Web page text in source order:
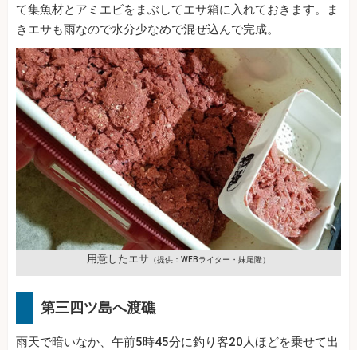
て集魚材とアミエビをまぶしてエサ箱に入れておきます。ま
きエサも雨なので水分少なめで混ぜ込んで完成。
用意したエサ （提供：WEBライター・妹尾隆）
第三四ツ島へ渡礁
雨天で暗いなか、午前5時45分に釣り客20人ほどを乗せて出